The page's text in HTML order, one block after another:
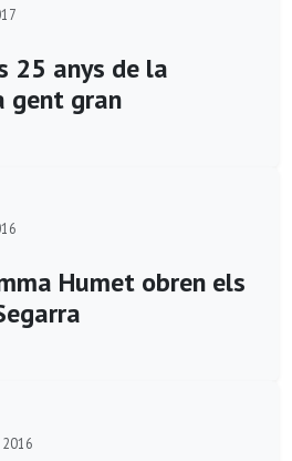
25 anys de la
gent gran
Humet obren els